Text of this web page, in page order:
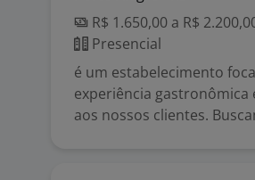
R$ 1.650,00 a R$
Presencial
é um estabelecimento
experiência
aos nossos clientes.